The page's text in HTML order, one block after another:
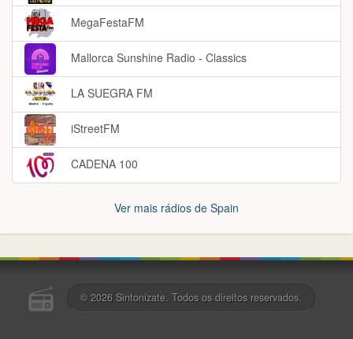
MegaFestaFM
Mallorca Sunshine Radio - Classics
LA SUEGRA FM
iStreetFM
CADENA 100
Ver mais rádios de Spain
© 2026 Sintonizate. Todos os direitos reservados.